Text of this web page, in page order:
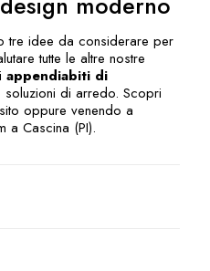
tre idee da considerare per
tutte le altre nostre
appendiabiti di
soluzioni di arredo. Scopri
oppure venendo a
a Cascina (PI).